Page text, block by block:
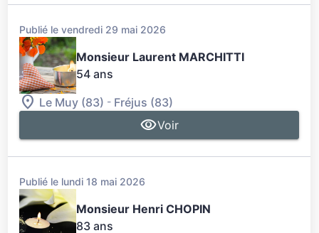
Publié le vendredi 29 mai 2026
Monsieur Laurent MARCHITTI
54 ans
Le Muy (83) - Fréjus (83)
Voir
Publié le lundi 18 mai 2026
Monsieur Henri CHOPIN
83 ans